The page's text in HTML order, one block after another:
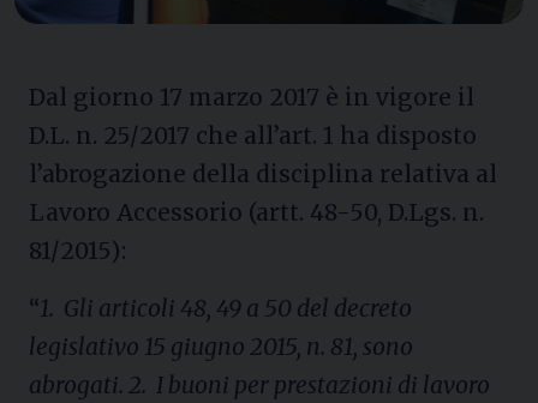
Dal giorno 17 marzo 2017 è in vigore il
D.L. n. 25/2017 che all’art. 1 ha disposto
l’abrogazione della disciplina relativa al
Lavoro Accessorio (artt. 48-50, D.Lgs. n.
81/2015):
“1. Gli articoli 48, 49 a 50 del decreto
legislativo 15 giugno 2015, n. 81, sono
abrogati. 2. I buoni per prestazioni di lavoro